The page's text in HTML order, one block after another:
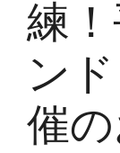
練
ン
催